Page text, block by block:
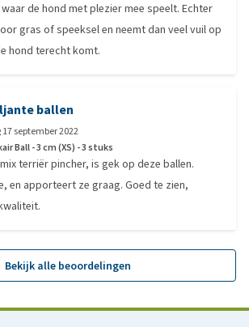
de hond met plezier mee speelt. Echter
gras of speeksel en neemt dan veel vuil op
hond terecht komt.
ballen
september 2022
Ball - 3 cm (XS) - 3 stuks
terriër pincher, is gek op deze ballen.
en apporteert ze graag. Goed te zien,
Bekijk alle beoordelingen